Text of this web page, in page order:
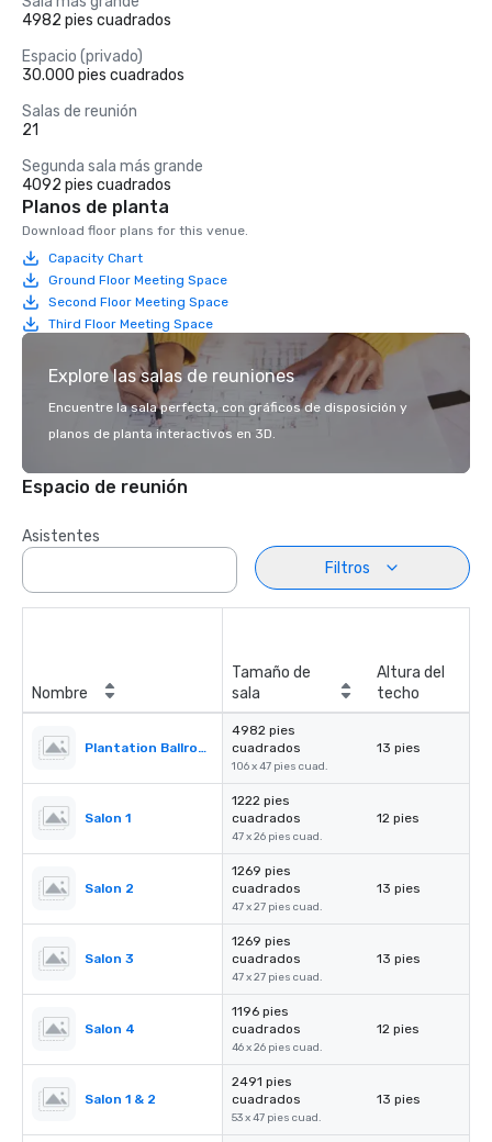
4982 pies cuadrados
Espacio (privado)
30.000 pies cuadrados
Salas de reunión
21
Segunda sala más grande
4092 pies cuadrados
Planos de planta
Download floor plans for this venue.
Capacity Chart
Ground Floor Meeting Space
Second Floor Meeting Space
Third Floor Meeting Space
Explore las salas de reuniones
Encuentre la sala perfecta, con gráficos de disposición y
planos de planta interactivos en 3D.
Espacio de reunión
Asistentes
Filtros
Nombre
Tamaño de
sala
Altura del
techo
Plantation Ballroom
4982 pies
cuadrados
106 x 47 pies cuad.
13 pies
Salon 1
1222 pies
cuadrados
47 x 26 pies cuad.
12 pies
Salon 2
1269 pies
cuadrados
47 x 27 pies cuad.
13 pies
Salon 3
1269 pies
cuadrados
47 x 27 pies cuad.
13 pies
Salon 4
1196 pies
cuadrados
46 x 26 pies cuad.
12 pies
Salon 1 & 2
2491 pies
cuadrados
53 x 47 pies cuad.
13 pies